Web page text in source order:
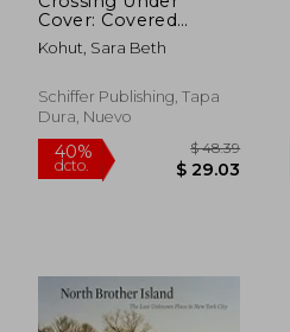
Cover: Covered
Bridges of Chester
County, Pennsylvania,
Regions (en Inglés)
Kohut, Sara Beth
Schiffer Publishing, Tapa
Dura, Nuevo